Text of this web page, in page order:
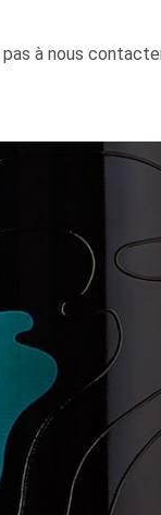
à nous